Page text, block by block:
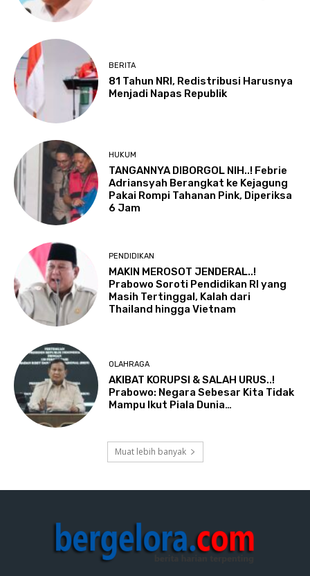
BERITA
81 Tahun NRI, Redistribusi Harusnya
Menjadi Napas Republik
HUKUM
TANGANNYA DIBORGOL NIH..! Febrie
Adriansyah Berangkat ke Kejagung
Pakai Rompi Tahanan Pink, Diperiksa
6 Jam
PENDIDIKAN
MAKIN MEROSOT JENDERAL..!
Prabowo Soroti Pendidikan RI yang
Masih Tertinggal, Kalah dari
Thailand hingga Vietnam
OLAHRAGA
AKIBAT KORUPSI & SALAH URUS..!
Prabowo: Negara Sebesar Kita Tidak
Mampu Ikut Piala Dunia…
Muat lebih banyak